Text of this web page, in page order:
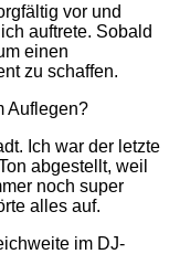
vor und
auftrete. Sobald
einen
zu schaffen.
Auflegen?
Ich war der letzte
abgestellt, weil
noch super
alles auf.
im DJ-